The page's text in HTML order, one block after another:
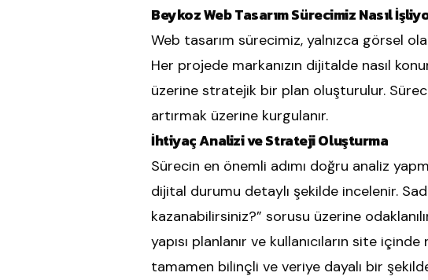
Beykoz Web Tasarım Sürecimiz Nasıl
Web tasarım sürecimiz, yalnızca görsel
Her projede markanızın dijitalde nasıl
üzerine stratejik bir plan oluşturulur.
artırmak üzerine kurgulanır.
İhtiyaç Analizi ve Strateji Oluşturma
Sürecin en önemli adımı doğru analiz
dijital durumu detaylı şekilde incelenir.
kazanabilirsiniz?” sorusu üzerine
yapısı planlanır ve kullanıcıların site
tamamen bilinçli ve veriye dayalı bir